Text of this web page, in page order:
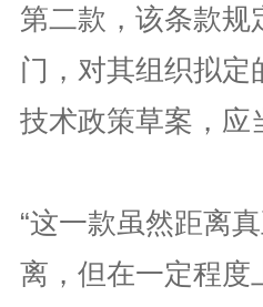
第二款，该条款规
门，对其组织拟
技术政策草案，应
“这一款虽然距离
离，但在一定程度